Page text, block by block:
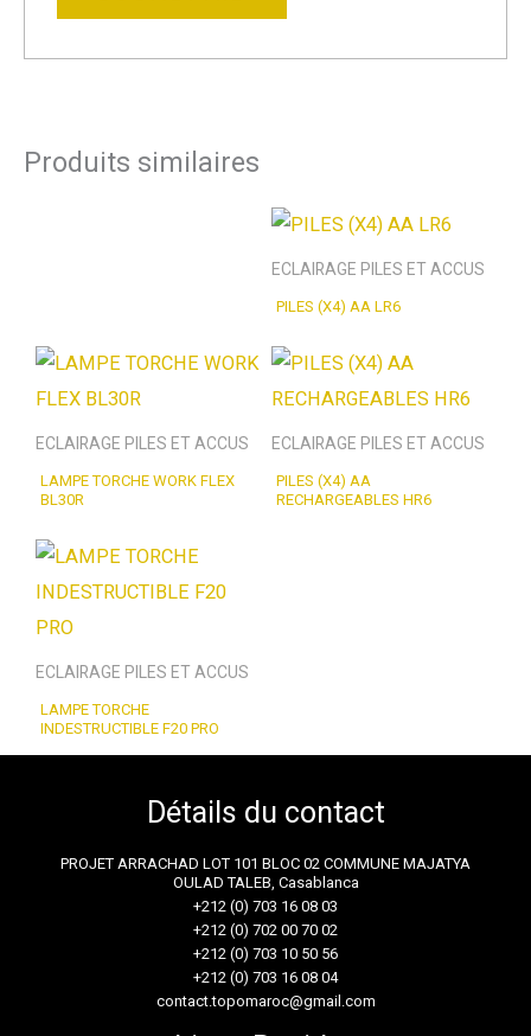
Produits similaires
ECLAIRAGE PILES ET ACCUS
PILES (X4) AA LR6
ECLAIRAGE PILES ET ACCUS
LAMPE TORCHE WORK FLEX
BL30R
ECLAIRAGE PILES ET ACCUS
PILES (X4) AA
RECHARGEABLES HR6
ECLAIRAGE PILES ET ACCUS
LAMPE TORCHE
INDESTRUCTIBLE F20 PRO
Détails du contact
PROJET ARRACHAD LOT 101 BLOC 02 COMMUNE MAJATYA
OULAD TALEB, Casablanca
+212 (0) 703 16 08 03
+212 (0) 702 00 70 02
+212 (0) 703 10 50 56
+212 (0) 703 16 08 04
contact.topomaroc@gmail.com